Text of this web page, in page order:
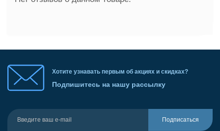
Хотите узнавать первым об акциях и скидках?
Подпишитесь на нашу рассылку
Подписаться